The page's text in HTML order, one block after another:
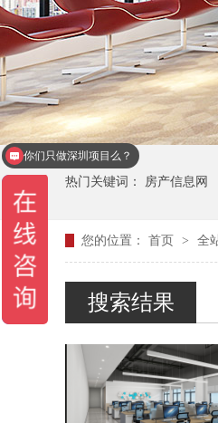
热门关键词： 房产信息网
您的位置： 首页 > 全
搜索结果
你们只做深圳项目么？